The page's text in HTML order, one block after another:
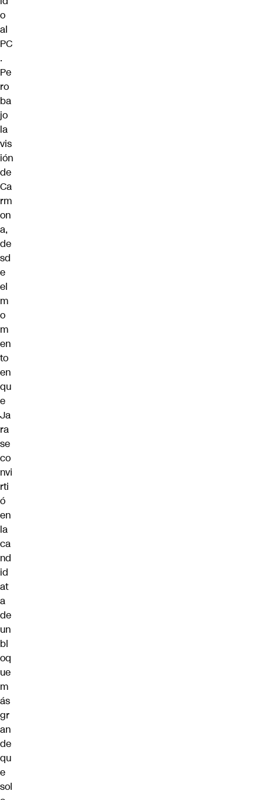
o
al
PC
.
Pe
ro
ba
jo
la
vis
ión
de
Ca
rm
on
a,
de
sd
e
el
m
o
m
en
to
en
qu
e
Ja
ra
se
co
nvi
rti
ó
en
la
ca
nd
id
at
a
de
un
bl
oq
ue
m
ás
gr
an
de
qu
e
sol